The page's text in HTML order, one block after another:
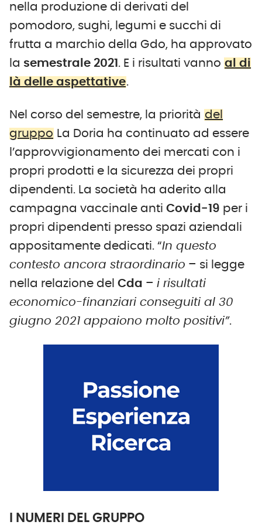
nella produzione di derivati del
pomodoro, sughi, legumi e succhi di
frutta a marchio della Gdo, ha approvato
la semestrale 2021 . E i risultati vanno al di
là delle aspettative.
Nel corso del semestre, la priorità del
gruppo La Doria ha continuato ad essere
l’approvvigionamento dei mercati con i
propri prodotti e la sicurezza dei propri
dipendenti. La società ha aderito alla
campagna vaccinale anti Covid-19 per i
propri dipendenti presso spazi aziendali
appositamente dedicati. “In questo
contesto ancora straordinario – si legge
nella relazione del Cda – i risultati
economico-finanziari conseguiti al 30
giugno 2021 appaiono molto positivi”.
I NUMERI DEL GRUPPO